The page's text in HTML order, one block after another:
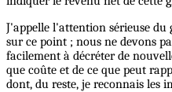
J'appelle l'attention sérieuse
sur ce point ; nous ne devons
facilement à décréter de
que coûte et de ce que peut
dont, du reste, je reconnais les